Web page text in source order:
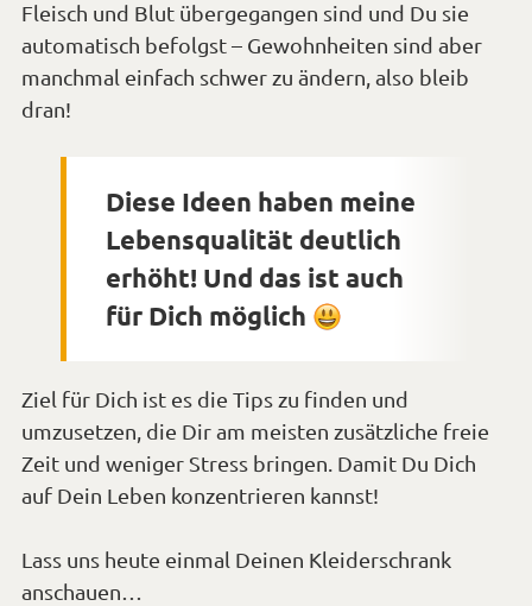
Fleisch und Blut übergegangen sind und Du sie
automatisch befolgst – Gewohnheiten sind aber
manchmal einfach schwer zu ändern , also bleib
dran!
Diese Ideen haben meine
Lebensqualität deutlich
erhöht! Und das ist auch
für Dich möglich *Smiley
Ziel für Dich ist es die Tips zu finden und
umzusetzen, die Dir am meisten zusätzliche freie
Zeit und weniger Stress bringen. Damit Du Dich
auf Dein Leben konzentrieren kannst!
Lass uns heute einmal Deinen Kleiderschrank
anschauen…